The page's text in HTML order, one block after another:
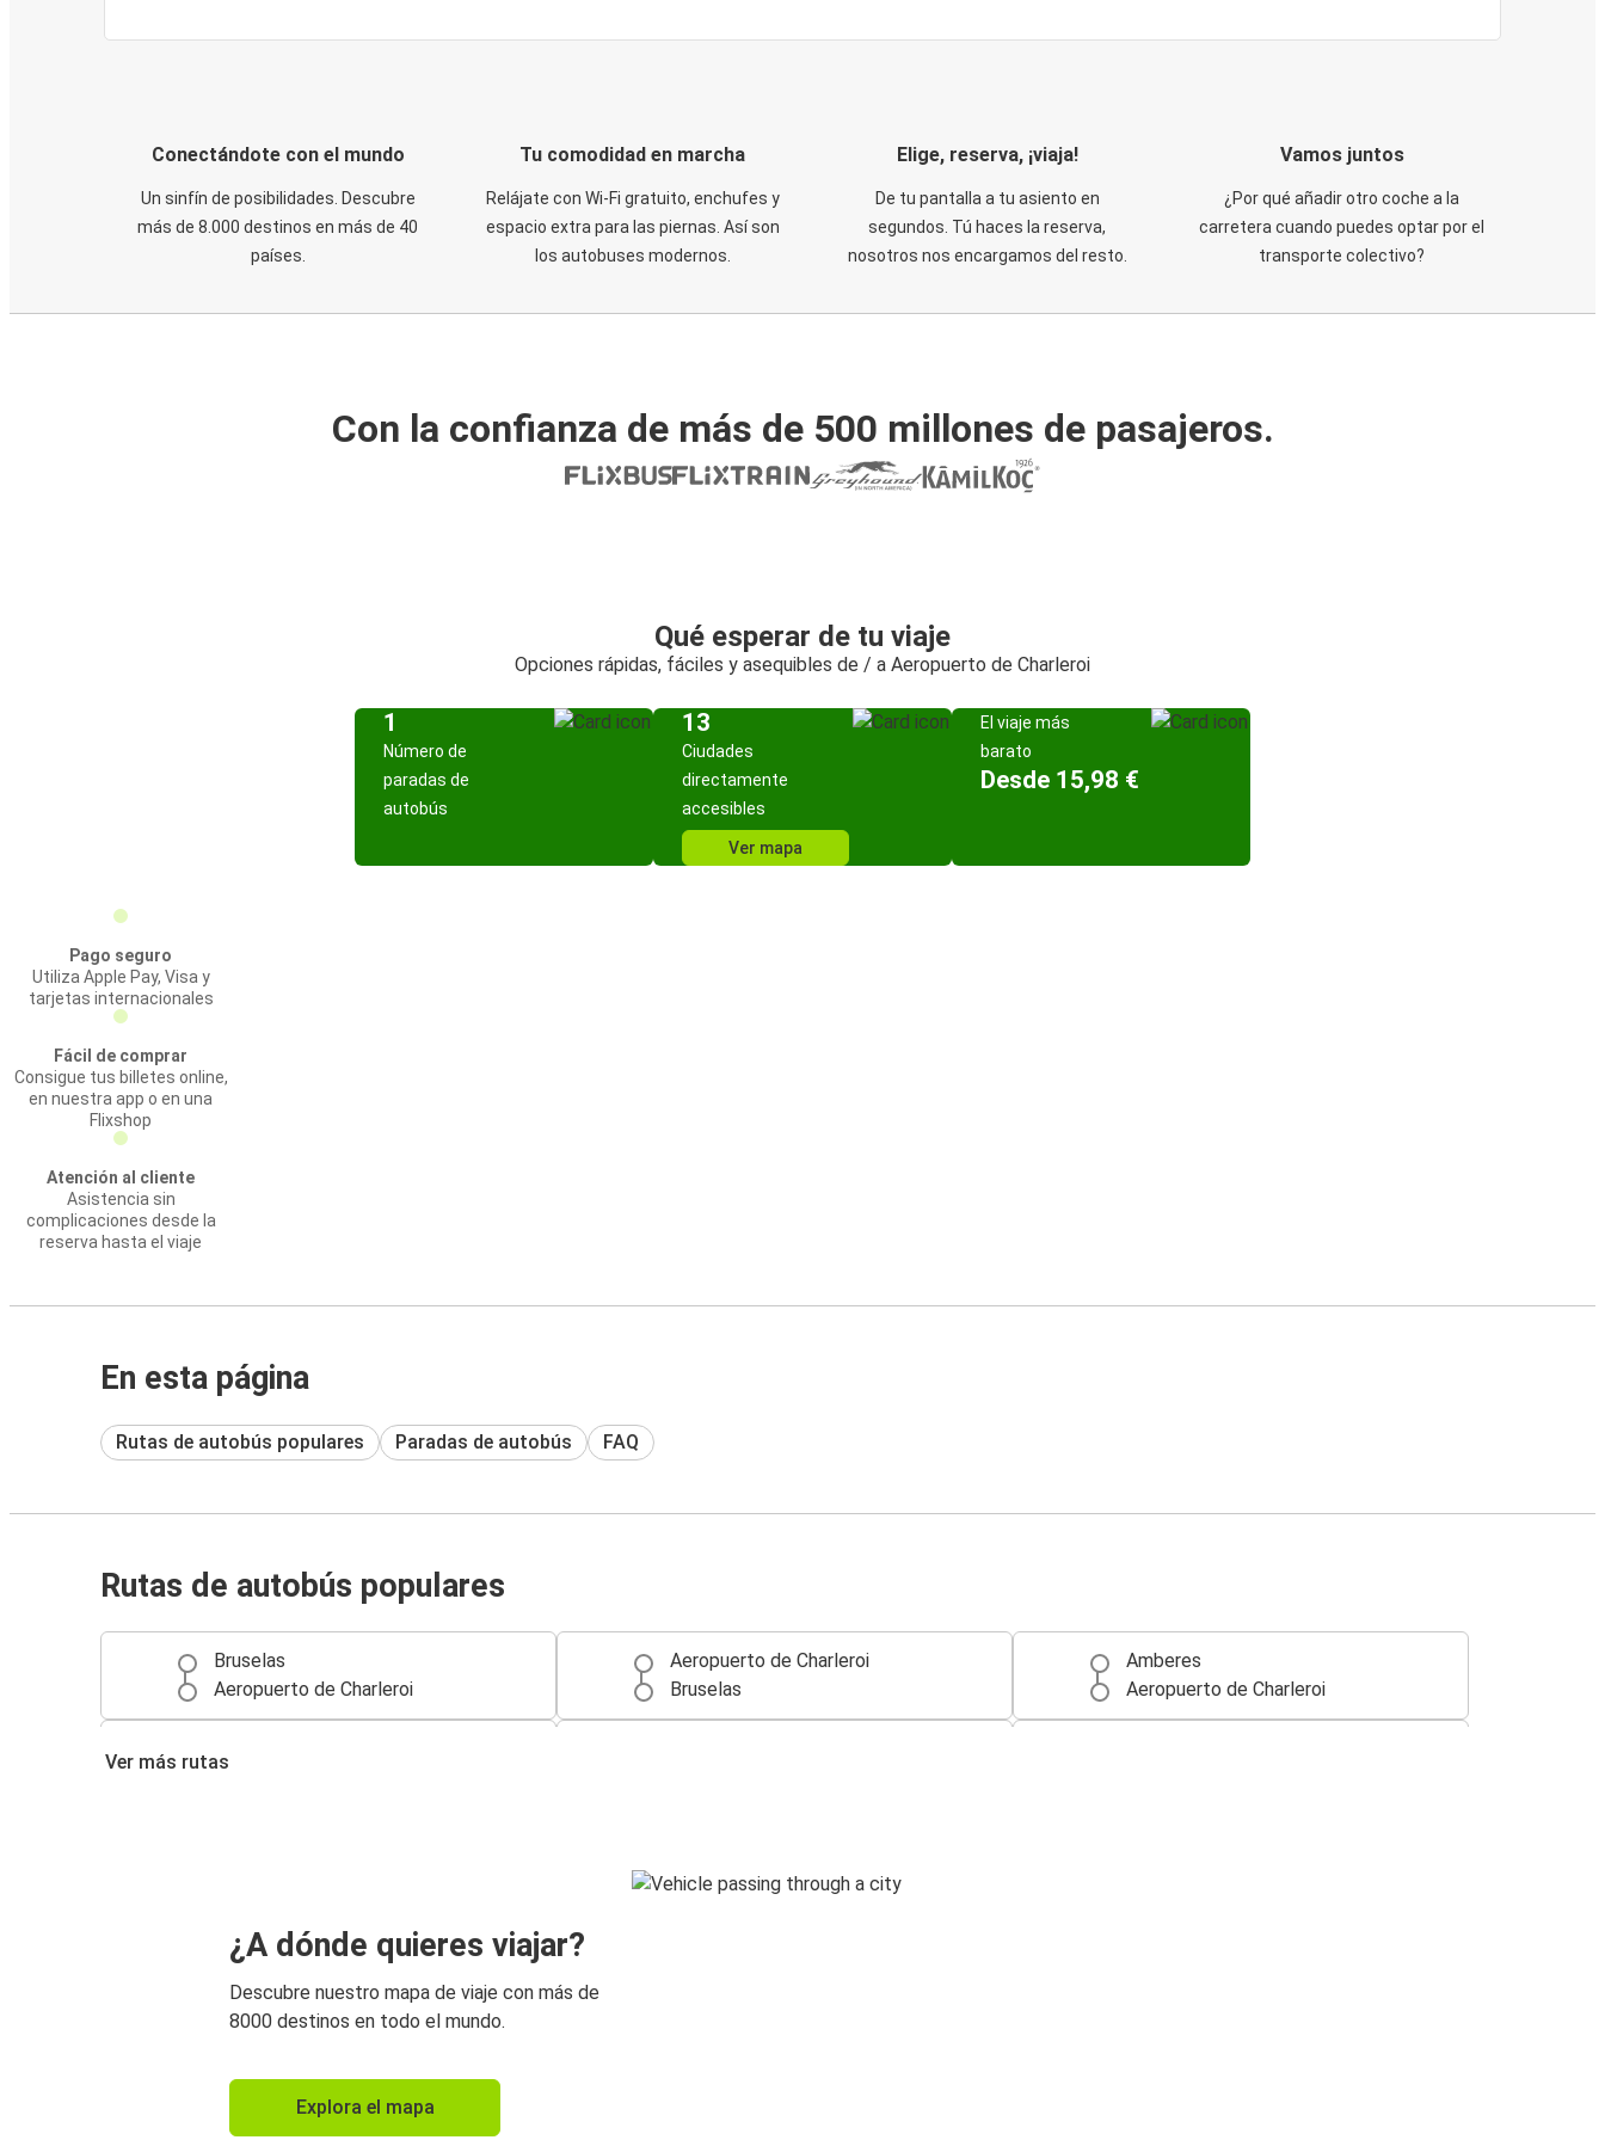
Conectándote con el mundo
Un sinfín de posibilidades. Descubre
más de 8.000 destinos en más de 40
países.
Tu comodidad en marcha
Relájate con Wi-Fi gratuito, enchufes y
espacio extra para las piernas. Así son
los autobuses modernos.
Elige, reserva, ¡viaja!
De tu pantalla a tu asiento en
segundos. Tú haces la reserva,
nosotros nos encargamos del resto.
Vamos juntos
¿Por qué añadir otro coche a la
carretera cuando puedes optar por el
transporte colectivo?
Con la confianza de más de 500 millones de pasajeros.
Qué esperar de tu viaje
Opciones rápidas, fáciles y asequibles de / a Aeropuerto de Charleroi
1
Número de
paradas de
autobús
13
Ciudades
directamente
accesibles
Ver mapa
El viaje más
barato
Desde 15,98 €
Pago seguro
Utiliza Apple Pay, Visa y
tarjetas internacionales
Fácil de comprar
Consigue tus billetes online,
en nuestra app o en una
Flixshop
Atención al cliente
Asistencia sin
complicaciones desde la
reserva hasta el viaje
En esta página
Rutas de autobús populares Paradas de autobús FAQ
Rutas de autobús populares
Bruselas
Aeropuerto de Charleroi
Aeropuerto de Charleroi
Bruselas
Amberes
Aeropuerto de Charleroi
Aeropuerto de Charleroi
Brujas
Aeropuerto de Charleroi
Aeropuerto de Charleroi
Breda
Ver más rutas
¿A dónde quieres viajar?
Descubre nuestro mapa de viaje con más de
8000 destinos en todo el mundo.
Explora el mapa